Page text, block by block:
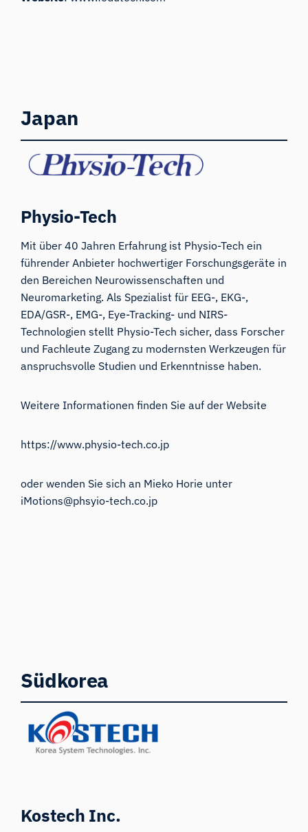
Japan
Physio-Tech
Mit über 40 Jahren Erfahrung ist Physio-Tech ein
führender Anbieter hochwertiger Forschungsgeräte in
den Bereichen Neurowissenschaften und
Neuromarketing. Als Spezialist für EEG-, EKG-,
EDA/GSR-, EMG-, Eye-Tracking- und NIRS-
Technologien stellt Physio-Tech sicher, dass Forscher
und Fachleute Zugang zu modernsten Werkzeugen für
anspruchsvolle Studien und Erkenntnisse haben.
Weitere Informationen finden Sie auf der Website
https://www.physio-tech.co.jp
oder wenden Sie sich an Mieko Horie unter
iMotions@phsyio-tech.co.jp
Südkorea
Kostech Inc.